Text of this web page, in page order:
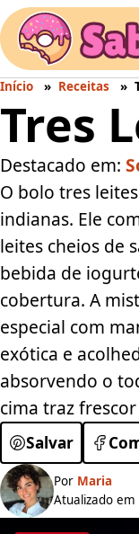
Início Receitas
Tres
Destacado em:
O bolo tres
indianas. Ele
leites cheios de
bebida de
cobertura. A
especial com
exótica e
absorvendo o
cima traz
Salvar
Por Maria
Atualizado em